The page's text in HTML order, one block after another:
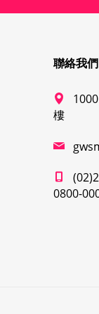
聯絡我們
樓
0800-